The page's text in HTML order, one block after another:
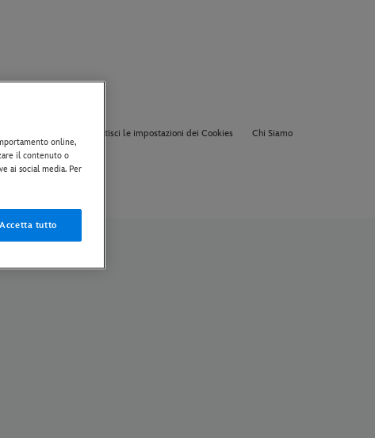
Gestisci le impostazioni dei Cookies
Chi Siamo
online,
il contenuto o
ai social media. Per
Accetta tutto